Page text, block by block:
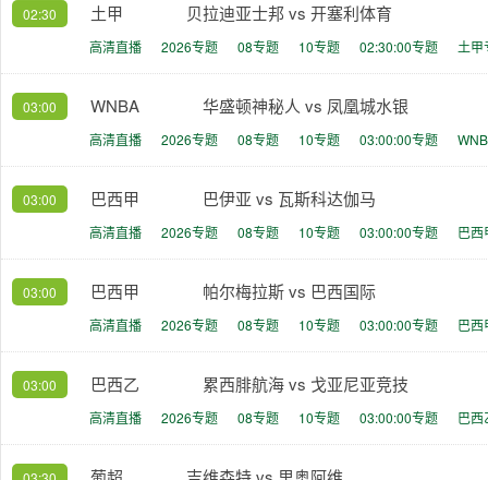
02:30 土甲 贝拉迪亚士邦 vs 开塞利体育
高清直播 2026专题 08专题 10专题 02:30:00专题 土甲
03:00 WNBA 华盛顿神秘人 vs 凤凰城水银
高清直播 2026专题 08专题 10专题 03:00:00专题
03:00 巴西甲 巴伊亚 vs 瓦斯科达伽马
高清直播 2026专题 08专题 10专题 03:00:00专题 巴西
03:00 巴西甲 帕尔梅拉斯 vs 巴西国际
高清直播 2026专题 08专题 10专题 03:00:00专题 巴西
03:00 巴西乙 累西腓航海 vs 戈亚尼亚竞技
高清直播 2026专题 08专题 10专题 03:00:00专题 巴西